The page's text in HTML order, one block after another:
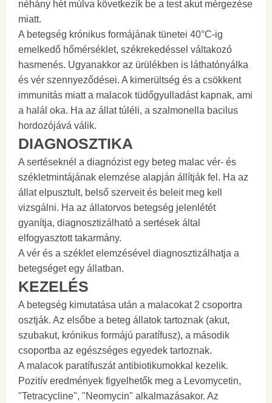
néhány hét múlva következik be a test akut mérgezése
miatt.
A betegség krónikus formájának tünetei 40°C-ig
emelkedő hőmérséklet, székrekedéssel váltakozó
hasmenés. Ugyanakkor az ürülékben is láthatónyálka
és vér szennyeződései. A kimerültség és a csökkent
immunitás miatt a malacok tüdőgyulladást kapnak, ami
a halál oka. Ha az állat túléli, a szalmonella bacilus
hordozójává válik.
DIAGNOSZTIKA
A sertéseknél a diagnózist egy beteg malac vér- és
székletmintájának elemzése alapján állítják fel. Ha az
állat elpusztult, belső szerveit és beleit meg kell
vizsgálni. Ha az állatorvos betegség jelenlétét
gyanítja, diagnosztizálható a sertések által
elfogyasztott takarmány.
A vér és a széklet elemzésével diagnosztizálhatja a
betegséget egy állatban.
KEZELÉS
A betegség kimutatása után a malacokat 2 csoportra
osztják. Az elsőbe a beteg állatok tartoznak (akut,
szubakut, krónikus formájú paratífusz), a második
csoportba az egészséges egyedek tartoznak.
A malacok paratífuszát antibiotikumokkal kezelik.
Pozitív eredmények figyelhetők meg a Levomycetin,
"Tetracycline", "Neomycin" alkalmazásakor. Az